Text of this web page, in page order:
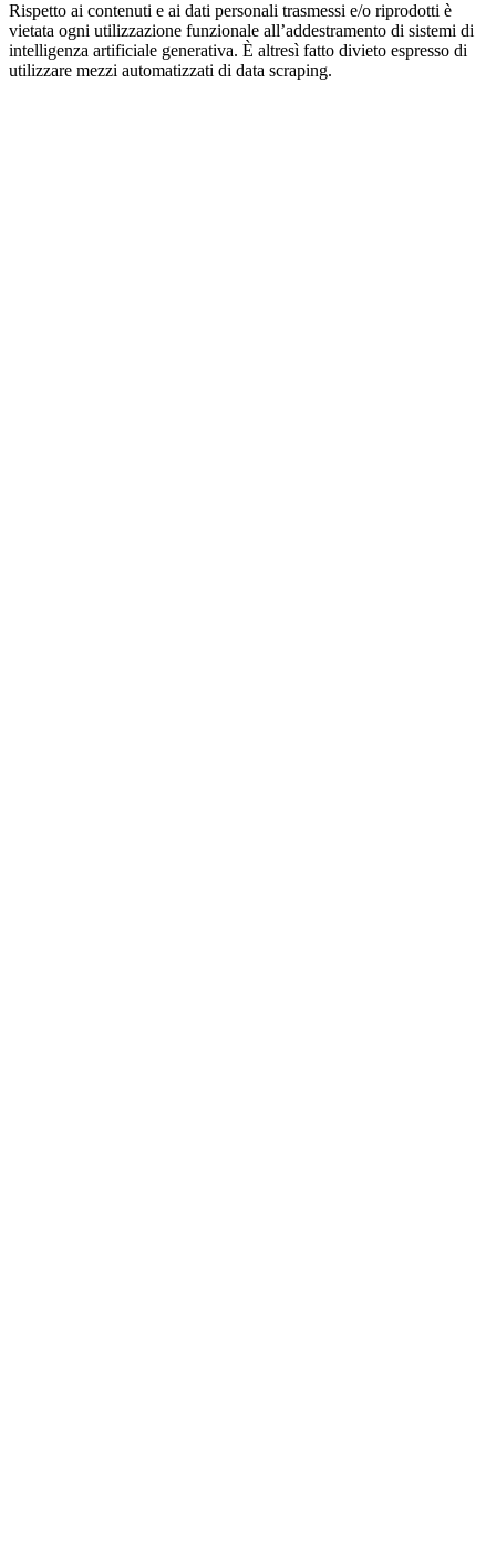
Rispetto ai contenuti e ai dati personali trasmessi e/o riprodotti è
vietata ogni utilizzazione funzionale all’addestramento di sistemi di
intelligenza artificiale generativa. È altresì fatto divieto espresso di
utilizzare mezzi automatizzati di data scraping.